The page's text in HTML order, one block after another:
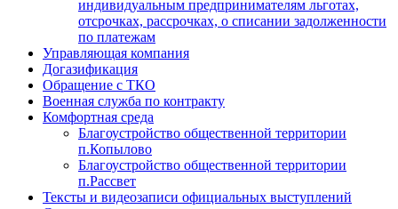
индивидуальным предпринимателям льготах,
отсрочках, рассрочках, о списании задолженности
по платежам
Управляющая компания
Догазификация
Обращение с ТКО
Военная служба по контракту
Комфортная среда
Благоустройство общественной территории
п.Копылово
Благоустройство общественной территории
п.Рассвет
Тексты и видеозаписи официальных выступлений